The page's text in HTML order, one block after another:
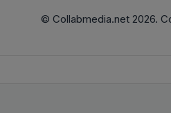
© Collabmedia.net 2026.